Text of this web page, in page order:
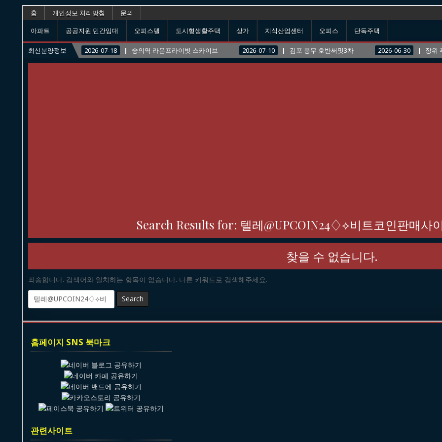
홈 개인정보 처리방침
문의
아파트
공공지원 민간임대 오피스텔 도시형생활주택 상가 지식산업센터 오피스 단독주택
최신분양정보 2026-07-18 숭의역 라온프라이빗 스카이브 2026-07-10 김포 풍무 호반써밋3차 2026-06-30 장위
Search Results for: 텔레@UPCOIN24♢⟡비트코인판매사
찾을 수 없습니다.
죄송합니다. 검색어와 일치하는 항목이 없습니다. 다른 키워드로 검색해주세요.
Search
for:
홈페이지 SNS 북마크
관련사이트